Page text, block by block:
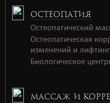
ОСТЕОПАТИЯ
Остеопатический
Остеопатическая
изменений и
Биологическое
МАССАЖ И